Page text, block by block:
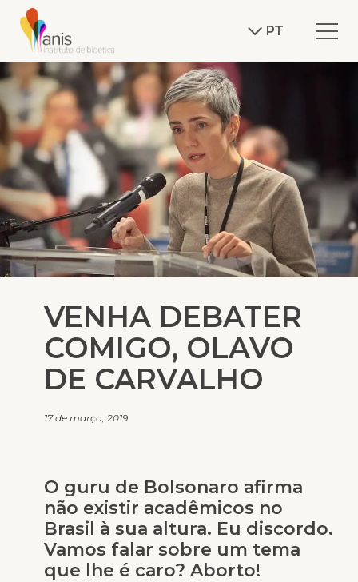
PT
VENHA DEBATER
COMIGO, OLAVO
DE CARVALHO
17 de março, 2019
O guru de Bolsonaro afirma
não existir acadêmicos no
Brasil à sua altura. Eu discordo.
Vamos falar sobre um tema
que lhe é caro? Aborto!